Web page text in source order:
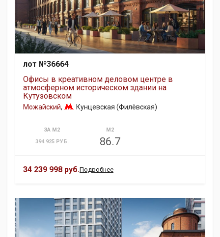
лот №36664
Офисы в креативном деловом центре в
атмосферном историческом здании на
Кутузовском
Можайский, Кунцевская (Филёвская)
ЗА М2
394 925 РУБ.
М2
86.7
34 239 998 руб.Подробнее